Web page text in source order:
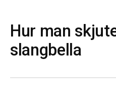
Hur man
slangbella